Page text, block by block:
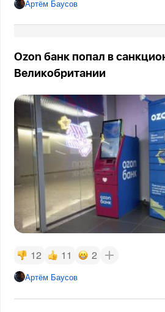
Артём Баусов
Ozon банк попал в
Великобритании
12 11 2
Артём Баусов